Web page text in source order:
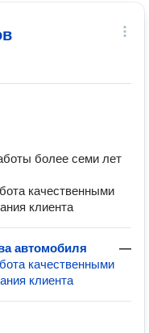
более семи лет
качественными
клиента
автомобиля
—
качественными
клиента